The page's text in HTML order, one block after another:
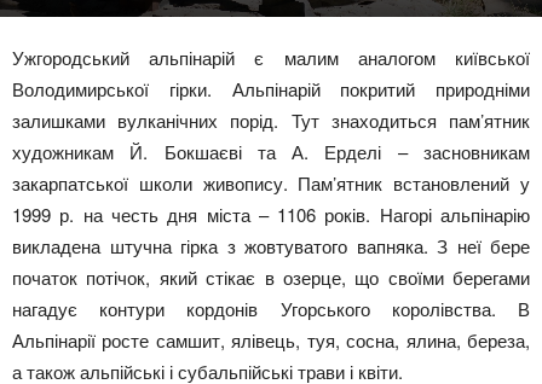
Ужгородський альпінарій є малим аналогом київської
Володимирської гірки. Альпінарій покритий природніми
залишками вулканічних порід. Тут знаходиться пам’ятник
художникам Й. Бокшаєві та А. Ерделі – засновникам
закарпатської школи живопису. Пам’ятник встановлений у
1999 р. на честь дня міста – 1106 років. Нагорі альпінарію
викладена штучна гірка з жовтуватого вапняка. З неї бере
початок потічок, який стікає в озерце, що своїми берегами
нагадує контури кордонів Угорського королівства. В
Альпінарії росте самшит, ялівець, туя, сосна, ялина, береза,
а також альпійські і субальпійські трави і квіти.